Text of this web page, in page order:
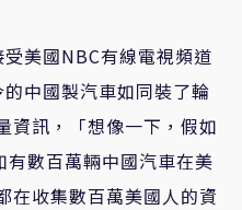
美國NBC有線電視頻道
中國製汽車如同裝了輪
資訊，「想像一下，假如
數百萬輛中國汽車在美
在收集數百萬美國人的資